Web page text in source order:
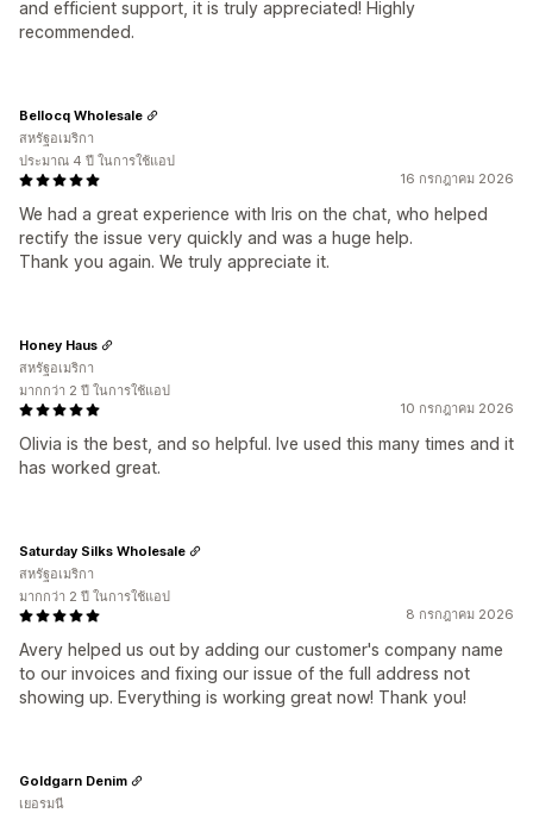
and efficient support, it is truly appreciated! Highly
recommended.
16 กรกฎาคม 2026
We had a great experience with Iris on the chat, who helped
rectify the issue very quickly and was a huge help.
Thank you again. We truly appreciate it.
Bellocq Wholesale
สหรัฐอเมริกา
ประมาณ 4 ปี ในการใช้แอป
10 กรกฎาคม 2026
Olivia is the best, and so helpful. Ive used this many times and it
has worked great.
Honey Haus
สหรัฐอเมริกา
มากกว่า 2 ปี ในการใช้แอป
8 กรกฎาคม 2026
Avery helped us out by adding our customer's company name
to our invoices and fixing our issue of the full address not
showing up. Everything is working great now! Thank you!
Saturday Silks Wholesale
สหรัฐอเมริกา
มากกว่า 2 ปี ในการใช้แอป
Goldgarn Denim
เยอรมนี